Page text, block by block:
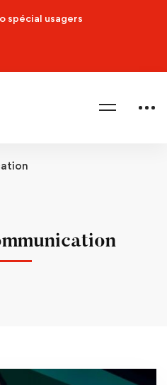
spécial usagers